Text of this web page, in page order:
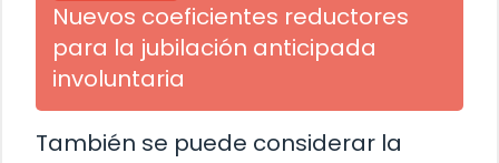
Nuevos coeficientes reductores
para la jubilación anticipada
involuntaria
También se puede considerar la